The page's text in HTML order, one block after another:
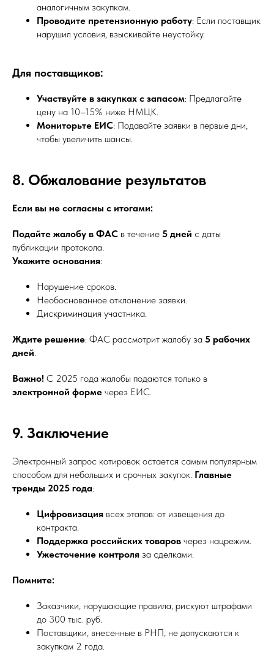
аналогичным закупкам.
Проводите претензионную работу: Если поставщик
нарушил условия, взыскивайте неустойку.
Для поставщиков:
Участвуйте в закупках с запасом: Предлагайте
цену на 10–15% ниже НМЦК.
Мониторьте ЕИС: Подавайте заявки в первые дни,
чтобы увеличить шансы.
8. Обжалование результатов
Если вы не согласны с итогами:
Подайте жалобу в ФАС в течение 5 дней с даты
публикации протокола.
Укажите основания:
Нарушение сроков.
Необоснованное отклонение заявки.
Дискриминация участника.
Ждите решение: ФАС рассмотрит жалобу за 5 рабочих
дней
Важно! С 2025 года жалобы подаются только в
электронной форме через ЕИС.
9. Заключение
Электронный запрос котировок остается самым популярным
способом для небольших и срочных закупок. Главные
тренды 2025 года:
Цифровизация всех этапов: от извещения до
контракта.
Поддержка российских товаров через нацрежим.
Ужесточение контроля за сделками.
Помните:
Заказчики, нарушающие правила, рискуют штрафами
до 300 тыс. руб.
Поставщики, внесенные в РНП, не допускаются к
закупкам 2 года.